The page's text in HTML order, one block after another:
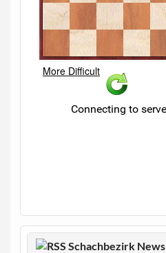
Schachbezirk News